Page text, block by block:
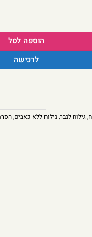
מיני – להבי פלדה
הוספה לסל
לרכישה
,גילוח לגבר,גילוח ללא כאבים,